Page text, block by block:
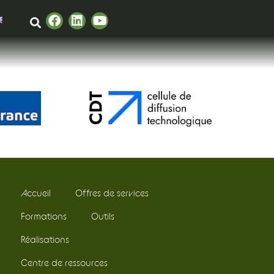
Accueil Offres de services
Formations Outils
Réalisations
Centre de ressources